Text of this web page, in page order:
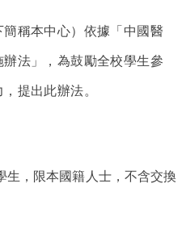
稱本中心）依據「中國醫
法」，為鼓勵全校學生參
提出此辦法。
生，限本國籍人士，不含交換